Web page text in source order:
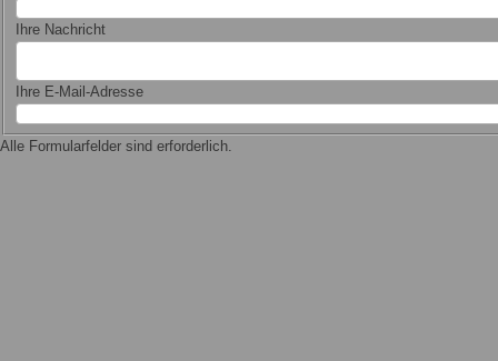
Ihre Nachricht
Ihre E-Mail-Adresse
Alle Formularfelder sind erforderlich.